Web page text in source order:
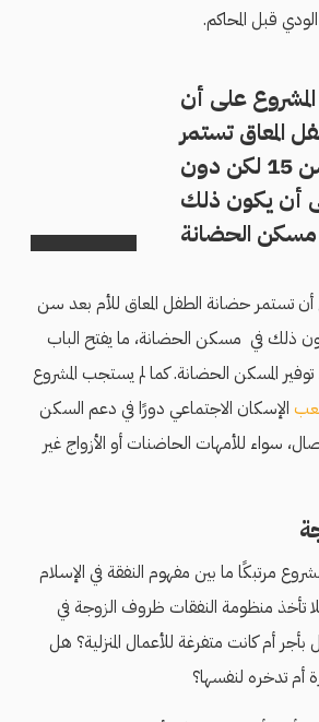
قبل المحاكم.
على أن
المعاق تستمر
بعد سن 15 لكن دون
أن يكون ذلك
الحضانة
تستمر حضانة الطفل المعاق للأم بعد سن
ذلك في مسكن الحضانة، ما يفتح الباب
المسكن الحضانة. كما لم يستجب المشروع
الإسكان الاجتماعي دورًا في دعم السكن
سواء للأمهات الحاضنات أو الأزواج غير
مرتبكًا ما بين مفهوم النفقة في الإسلام
تأخذ منظومة النفقات ظروف الزوجة في
أم كانت متفرغة للأعمال المنزلية؟ هل
أم تدخره لنفسها؟